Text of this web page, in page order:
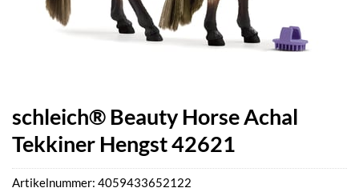
schleich® Beauty Horse Achal
Tekkiner Hengst 42621
Artikelnummer: 4059433652122